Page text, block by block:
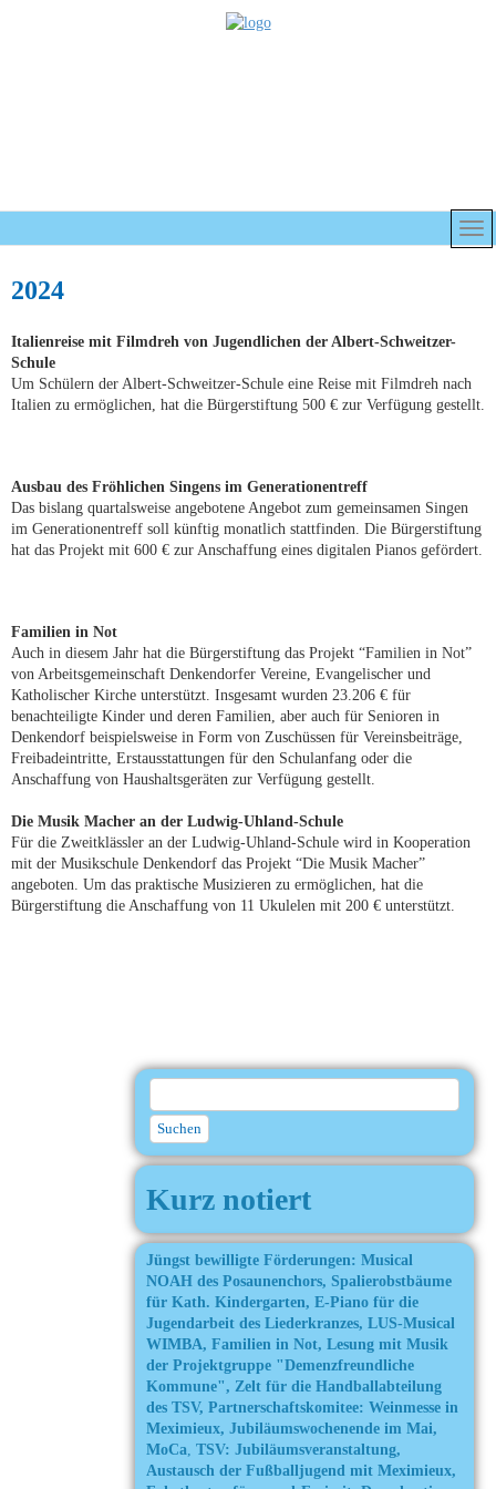
2024
Italienreise mit Filmdreh von Jugendlichen der Albert-Schweitzer-
Schule
Um Schülern der Albert-Schweitzer-Schule eine Reise mit Filmdreh nach
Italien zu ermöglichen, hat die Bürgerstiftung 500 € zur Verfügung gestellt.
Ausbau des Fröhlichen Singens im Generationentreff
Das bislang quartalsweise angebotene Angebot zum gemeinsamen Singen
im Generationentreff soll künftig monatlich stattfinden. Die Bürgerstiftung
hat das Projekt mit 600 € zur Anschaffung eines digitalen Pianos gefördert.
Familien in Not
Auch in diesem Jahr hat die Bürgerstiftung das Projekt “Familien in Not”
von Arbeitsgemeinschaft Denkendorfer Vereine, Evangelischer und
Katholischer Kirche unterstützt. Insgesamt wurden 23.206 € für
benachteiligte Kinder und deren Familien, aber auch für Senioren in
Denkendorf beispielsweise in Form von Zuschüssen für Vereinsbeiträge,
Freibadeintritte, Erstausstattungen für den Schulanfang oder die
Anschaffung von Haushaltsgeräten zur Verfügung gestellt.
Die Musik Macher an der Ludwig-Uhland-Schule
Für die Zweitklässler an der Ludwig-Uhland-Schule wird in Kooperation
mit der Musikschule Denkendorf das Projekt “Die Musik Macher”
angeboten. Um das praktische Musizieren zu ermöglichen, hat die
Bürgerstiftung die Anschaffung von 11 Ukulelen mit 200 € unterstützt.
Kurz notiert
Jüngst bewilligte Förderungen: Musical
NOAH des Posaunenchors, Spalierobstbäume
für Kath. Kindergarten, E-Piano für die
Jugendarbeit des Liederkranzes, LUS-Musical
WIMBA, Familien in Not, Lesung mit Musik
der Projektgruppe "Demenzfreundliche
Kommune", Zelt für die Handballabteilung
des TSV, Partnerschaftskomitee: Weinmesse in
Meximieux, Jubiläumswochenende im Mai,
MoCa, TSV: Jubiläumsveranstaltung,
Austausch der Fußballjugend mit Meximieux,